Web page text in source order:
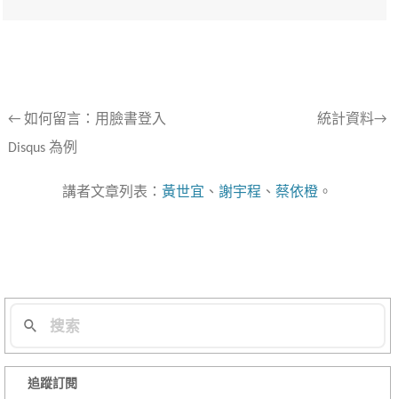
文
章
← 如何留言：用臉書登入
Disqus 為例
統計資料→
講者文章列表： 黃世宜 、 謝宇程 、 蔡依橙。
追蹤訂閱